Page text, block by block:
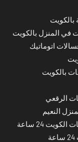
بالكويت
في المنزل بالكويت
اتوماتيك
بالكويت
الرقعي
النعيم
24 ساعة